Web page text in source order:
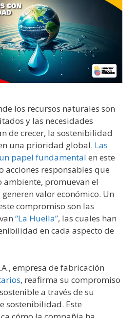
los recursos naturales son
y las necesidades
de crecer, la sostenibilidad
una prioridad global. Las
papel fundamental en este
acciones responsables que
ambiente, promuevan el
valor económico. Un
compromiso son las
“La Huella”, las cuales han
en cada aspecto de
empresa de fabricación
, reafirma su compromiso
a través de su
sostenibilidad. Este